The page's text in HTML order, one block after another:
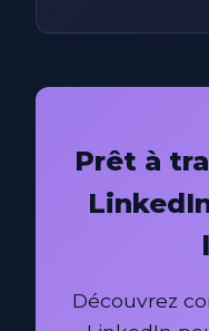
Prêt à
Découvrez